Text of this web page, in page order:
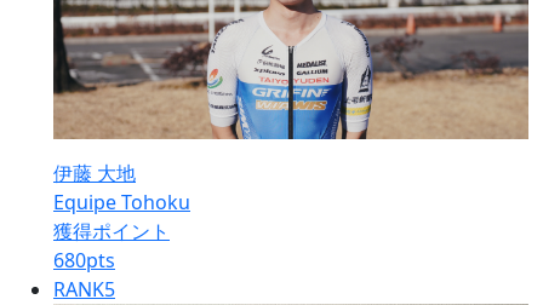
伊藤 大地
Equipe Tohoku
獲得ポイント
680pts
RANK5